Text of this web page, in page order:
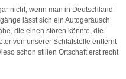
nicht, wenn man in Deutschland
lässt sich ein Autogeräusch
die einen stören könnte, die
von unserer Schlafstelle entfernt
schon stillen Ortschaft erst recht